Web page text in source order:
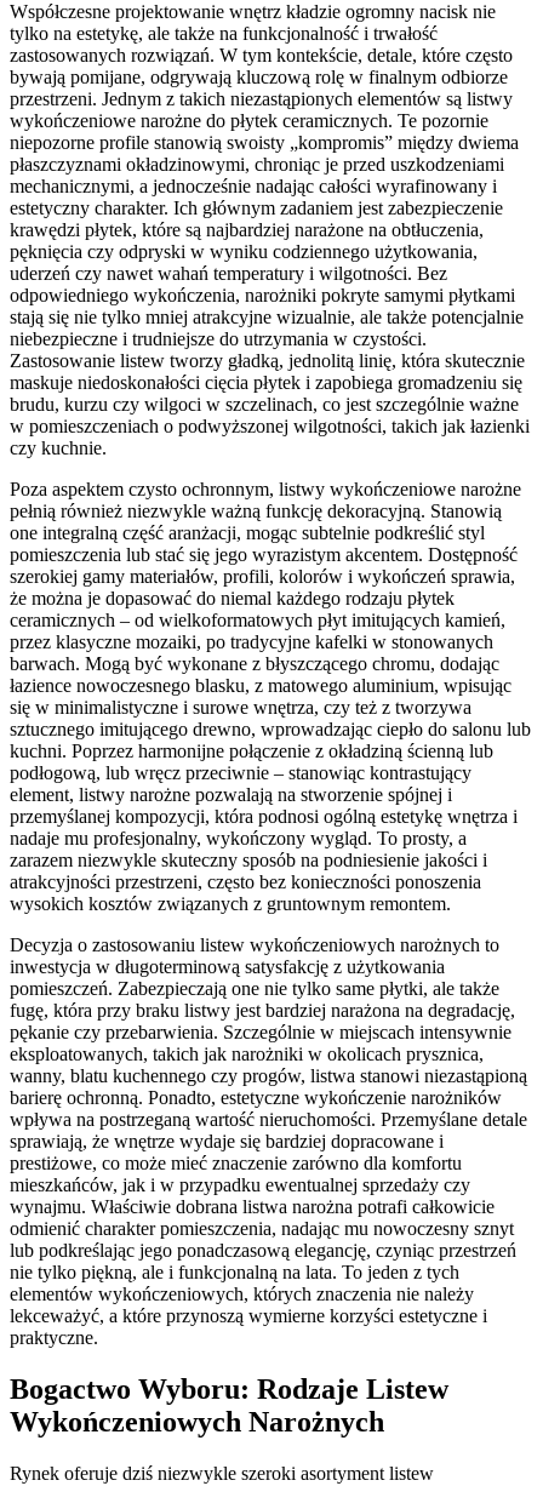
Współczesne projektowanie wnętrz kładzie ogromny nacisk nie
tylko na estetykę, ale także na funkcjonalność i trwałość
zastosowanych rozwiązań. W tym kontekście, detale, które często
bywają pomijane, odgrywają kluczową rolę w finalnym odbiorze
przestrzeni. Jednym z takich niezastąpionych elementów są listwy
wykończeniowe narożne do płytek ceramicznych. Te pozornie
niepozorne profile stanowią swoisty „kompromis” między dwiema
płaszczyznami okładzinowymi, chroniąc je przed uszkodzeniami
mechanicznymi, a jednocześnie nadając całości wyrafinowany i
estetyczny charakter. Ich głównym zadaniem jest zabezpieczenie
krawędzi płytek, które są najbardziej narażone na obtłuczenia,
pęknięcia czy odpryski w wyniku codziennego użytkowania,
uderzeń czy nawet wahań temperatury i wilgotności. Bez
odpowiedniego wykończenia, narożniki pokryte samymi płytkami
stają się nie tylko mniej atrakcyjne wizualnie, ale także potencjalnie
niebezpieczne i trudniejsze do utrzymania w czystości.
Zastosowanie listew tworzy gładką, jednolitą linię, która skutecznie
maskuje niedoskonałości cięcia płytek i zapobiega gromadzeniu się
brudu, kurzu czy wilgoci w szczelinach, co jest szczególnie ważne
w pomieszczeniach o podwyższonej wilgotności, takich jak łazienki
czy kuchnie.
Poza aspektem czysto ochronnym, listwy wykończeniowe narożne
pełnią również niezwykle ważną funkcję dekoracyjną. Stanowią
one integralną część aranżacji, mogąc subtelnie podkreślić styl
pomieszczenia lub stać się jego wyrazistym akcentem. Dostępność
szerokiej gamy materiałów, profili, kolorów i wykończeń sprawia,
że można je dopasować do niemal każdego rodzaju płytek
ceramicznych – od wielkoformatowych płyt imitujących kamień,
przez klasyczne mozaiki, po tradycyjne kafelki w stonowanych
barwach. Mogą być wykonane z błyszczącego chromu, dodając
łazience nowoczesnego blasku, z matowego aluminium, wpisując
się w minimalistyczne i surowe wnętrza, czy też z tworzywa
sztucznego imitującego drewno, wprowadzając ciepło do salonu lub
kuchni. Poprzez harmonijne połączenie z okładziną ścienną lub
podłogową, lub wręcz przeciwnie – stanowiąc kontrastujący
element, listwy narożne pozwalają na stworzenie spójnej i
przemyślanej kompozycji, która podnosi ogólną estetykę wnętrza i
nadaje mu profesjonalny, wykończony wygląd. To prosty, a
zarazem niezwykle skuteczny sposób na podniesienie jakości i
atrakcyjności przestrzeni, często bez konieczności ponoszenia
wysokich kosztów związanych z gruntownym remontem.
Decyzja o zastosowaniu listew wykończeniowych narożnych to
inwestycja w długoterminową satysfakcję z użytkowania
pomieszczeń. Zabezpieczają one nie tylko same płytki, ale także
fugę, która przy braku listwy jest bardziej narażona na degradację,
pękanie czy przebarwienia. Szczególnie w miejscach intensywnie
eksploatowanych, takich jak narożniki w okolicach prysznica,
wanny, blatu kuchennego czy progów, listwa stanowi niezastąpioną
barierę ochronną. Ponadto, estetyczne wykończenie narożników
wpływa na postrzeganą wartość nieruchomości. Przemyślane detale
sprawiają, że wnętrze wydaje się bardziej dopracowane i
prestiżowe, co może mieć znaczenie zarówno dla komfortu
mieszkańców, jak i w przypadku ewentualnej sprzedaży czy
wynajmu. Właściwie dobrana listwa narożna potrafi całkowicie
odmienić charakter pomieszczenia, nadając mu nowoczesny sznyt
lub podkreślając jego ponadczasową elegancję, czyniąc przestrzeń
nie tylko piękną, ale i funkcjonalną na lata. To jeden z tych
elementów wykończeniowych, których znaczenia nie należy
lekceważyć, a które przynoszą wymierne korzyści estetyczne i
praktyczne.
Bogactwo Wyboru: Rodzaje Listew
Wykończeniowych Narożnych
Rynek oferuje dziś niezwykle szeroki asortyment listew